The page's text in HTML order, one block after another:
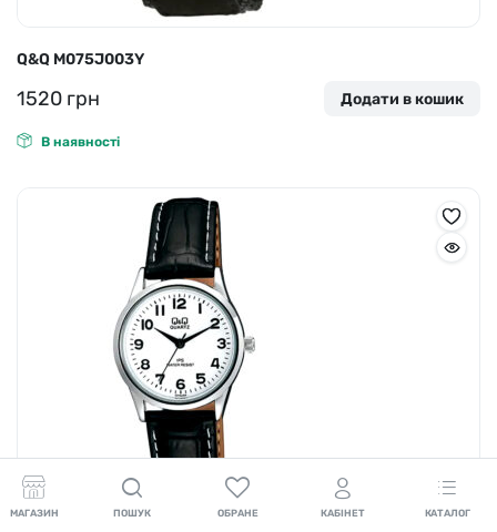
Q&Q M075J003Y
1520 грн Додати в кошик
В наявності
МАГАЗИН ПОШУК ОБРАНЕ КАБІНЕТ КАТАЛОГ